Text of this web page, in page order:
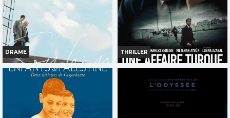
Réservation
TOUT PUBLIC
VF
Réservation
TOUT PUBLIC
VOST
FR
DRAME
SOUDAIN
Horaires et Infos
Bande-annonce
THRILLER
Horaires et Infos